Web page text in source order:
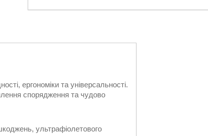
ергономіки та універсальності.
спорядження та чудово
ультрафіолетового